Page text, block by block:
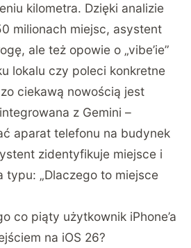
kilometra. Dzięki analizie
milionach miejsc, asystent
ale też opowie o „vibe’ie”
lokalu czy poleci konkretne
ciekawą nowością jest
z Gemini –
aparat telefonu na budynek
zidentyfikuje miejsce i
typu: „Dlaczego to miejsce
co piąty użytkownik iPhone’a
na iOS 26?